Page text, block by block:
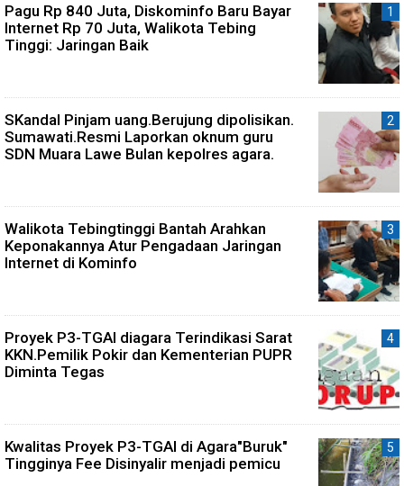
Pagu Rp 840 Juta, Diskominfo Baru Bayar
Internet Rp 70 Juta, Walikota Tebing
Tinggi: Jaringan Baik
SKandal Pinjam uang.Berujung dipolisikan.
Sumawati.Resmi Laporkan oknum guru
SDN Muara Lawe Bulan kepolres agara.
Walikota Tebingtinggi Bantah Arahkan
Keponakannya Atur Pengadaan Jaringan
Internet di Kominfo
Proyek P3-TGAI diagara Terindikasi Sarat
KKN.Pemilik Pokir dan Kementerian PUPR
Diminta Tegas
Kwalitas Proyek P3-TGAI di Agara"Buruk"
Tingginya Fee Disinyalir menjadi pemicu